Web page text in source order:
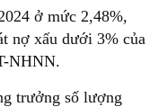
ở mức 2,48%,
nợ xấu dưới 3% của
NHNN.
trưởng số lượng